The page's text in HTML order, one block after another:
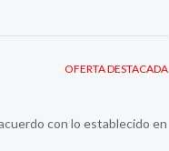
OFERTA DESTACADA
con lo establecido en